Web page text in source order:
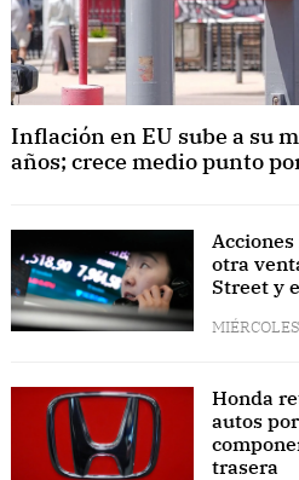
Inflación en EU sube a su
años; crece medio punto
otra
Street y
Honda
autos
trasera